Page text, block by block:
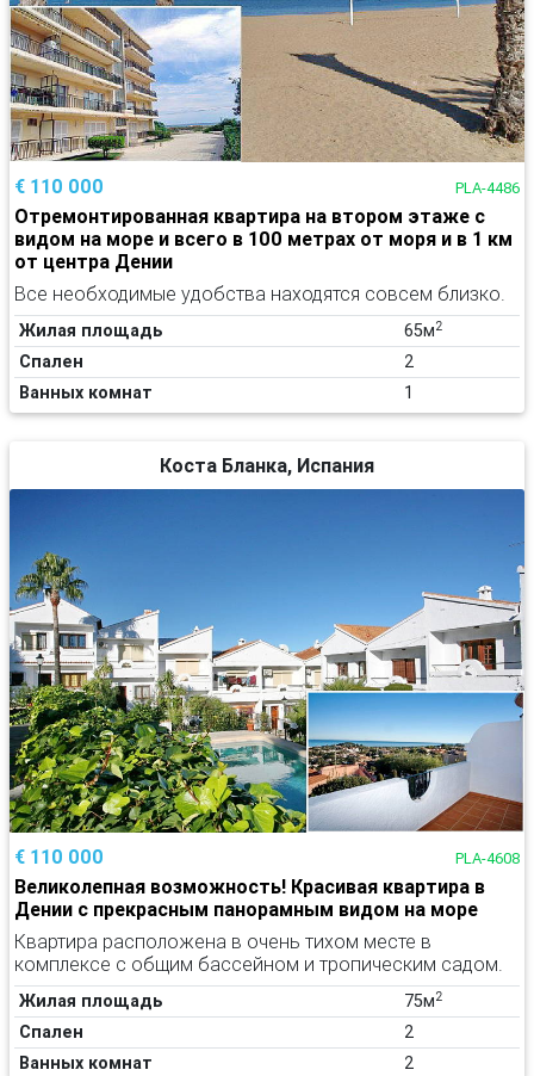
€ 110 000 PLA-4486
Отремонтированная квартира на втором этаже с
видом на море и всего в 100 метрах от моря и в 1 км
от центра Дении
Все необходимые удобства находятся совсем близко.
Жилая площадь 65м2
Спален
2
Ванных комнат
1
Коста Бланка, Испания
€ 110 000 PLA-4608
Великолепная возможность! Красивая квартира в
Дении с прекрасным панорамным видом на море
Квартира расположена в очень тихом месте в
комплексе с общим бассейном и тропическим садом.
Жилая площадь 75м2
Спален
2
Ванных комнат
2